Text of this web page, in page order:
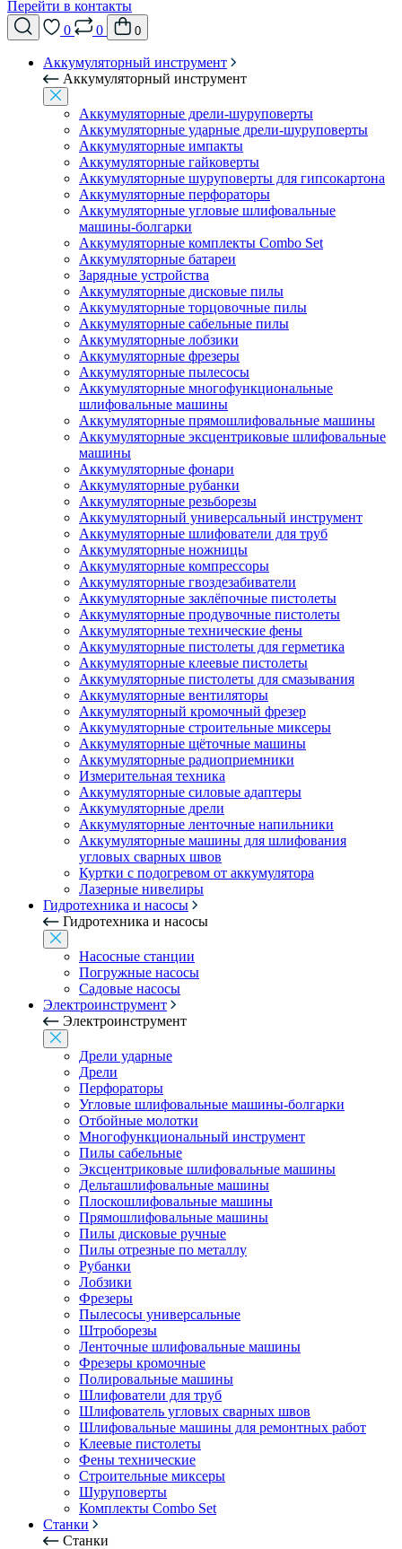
Перейти в контакты
0
0 0
Аккумуляторный инструмент
Аккумуляторный инструмент
Аккумуляторные дрели-шуруповерты
Аккумуляторные ударные дрели-шуруповерты
Аккумуляторные импакты
Аккумуляторные гайковерты
Аккумуляторные шуруповерты для гипсокартона
Аккумуляторные перфораторы
Аккумуляторные угловые шлифовальные
машины-болгарки
Аккумуляторные комплекты Combo Set
Аккумуляторные батареи
Зарядные устройства
Аккумуляторные дисковые пилы
Аккумуляторные торцовочные пилы
Аккумуляторные сабельные пилы
Аккумуляторные лобзики
Аккумуляторные фрезеры
Аккумуляторные пылесосы
Аккумуляторные многофункциональные
шлифовальные машины
Аккумуляторные прямошлифовальные машины
Аккумуляторные эксцентриковые шлифовальные
машины
Аккумуляторные фонари
Аккумуляторные рубанки
Аккумуляторные резьборезы
Аккумуляторный универсальный инструмент
Аккумуляторные шлифователи для труб
Аккумуляторные ножницы
Аккумуляторные компрессоры
Аккумуляторные гвоздезабиватели
Аккумуляторные заклёпочные пистолеты
Аккумуляторные продувочные пистолеты
Аккумуляторные технические фены
Аккумуляторные пистолеты для герметика
Аккумуляторные клеевые пистолеты
Аккумуляторные пистолеты для смазывания
Аккумуляторные вентиляторы
Аккумуляторный кромочный фрезер
Аккумуляторные строительные миксеры
Аккумуляторные щёточные машины
Аккумуляторные радиоприемники
Измерительная техника
Аккумуляторные силовые адаптеры
Аккумуляторные дрели
Аккумуляторные ленточные напильники
Аккумуляторные машины для шлифования
угловых сварных швов
Куртки с подогревом от аккумулятора
Лазерные нивелиры
Гидротехника и насосы
Гидротехника и насосы
Насосные станции
Погружные насосы
Садовые насосы
Электроинструмент
Электроинструмент
Дрели ударные
Дрели
Перфораторы
Угловые шлифовальные машины-болгарки
Отбойные молотки
Многофункциональный инструмент
Пилы сабельные
Эксцентриковые шлифовальные машины
Дельташлифовальные машины
Плоскошлифовальные машины
Прямошлифовальные машины
Пилы дисковые ручные
Пилы отрезные по металлу
Рубанки
Лобзики
Фрезеры
Пылесосы универсальные
Штроборезы
Ленточные шлифовальные машины
Фрезеры кромочные
Полировальные машины
Шлифователи для труб
Шлифователь угловых сварных швов
Шлифовальные машины для ремонтных работ
Клеевые пистолеты
Фены технические
Строительные миксеры
Шуруповерты
Комплекты Combo Set
Станки
Станки